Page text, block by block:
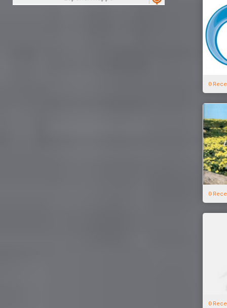
0
0
0